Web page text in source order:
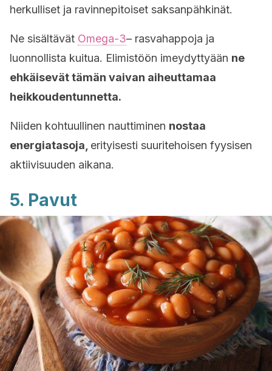
herkulliset ja ravinnepitoiset saksanpähkinät.
Ne sisältävät Omega-3– rasvahappoja ja
luonnollista kuitua. Elimistöön imeydyttyään ne
ehkäisevät tämän vaivan aiheuttamaa
heikkoudentunnetta.
Niiden kohtuullinen nauttiminen nostaa
energiatasoja, erityisesti suuritehoisen fyysisen
aktiivisuuden aikana.
5. Pavut